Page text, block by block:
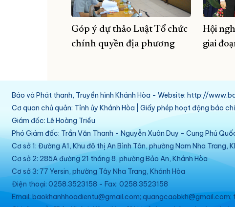
Góp ý dự thảo Luật Tổ chức
chính quyền địa phương
Hội
giai
Báo và Phát thanh, Truyền hình Khánh Hòa - Website: http://
Cơ quan chủ quản: Tỉnh ủy Khánh Hòa | Giấy phép hoạt động báo
Giám đốc: Lê Hoàng Triều
Phó Giám đốc: Trần Văn Thanh - Nguyễn Xuân Duy - Cung Phú
Cơ sở 1: Đường A1, Khu đô thị An Bình Tân, phường Nam Nha Trang,
Cơ sở 2: 285A đường 21 tháng 8, phường Bảo An, Khánh Hòa
Cơ sở 3: 77 Yersin, phường Tây Nha Trang, Khánh Hòa
Điện thoại: 0258.3523158 - Fax: 0258.3523158
Email: baokhanhhoadientu@gmail.com;